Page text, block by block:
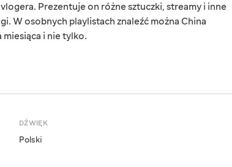
Prezentuje on różne sztuczki, streamy i inne
W osobnych playlistach znaleźć można China
i nie tylko.
DŹWIĘK
Polski